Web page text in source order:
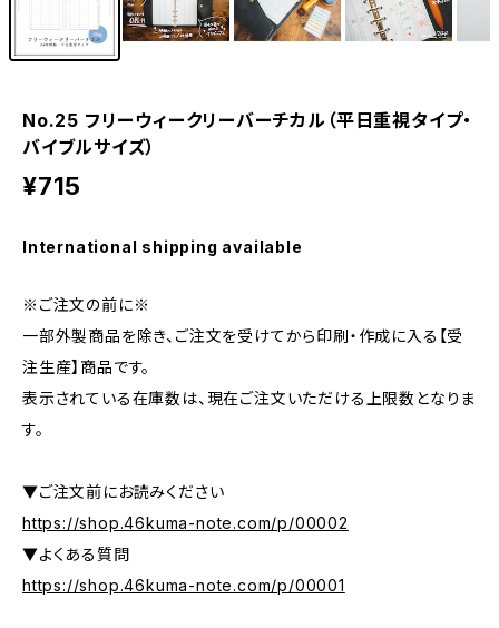
No.25 フリーウィークリーバーチカル（平日重視タイプ・
バイブルサイズ）
¥715
International shipping available
※ご注文の前に※
一部外製商品を除き、ご注文を受けてから印刷・作成に入る【受
注生産】商品です。
表示されている在庫数は、現在ご注文いただける上限数となりま
す。
▼ご注文前にお読みください
https://shop.46kuma-note.com/p/00002
▼よくある質問
https://shop.46kuma-note.com/p/00001